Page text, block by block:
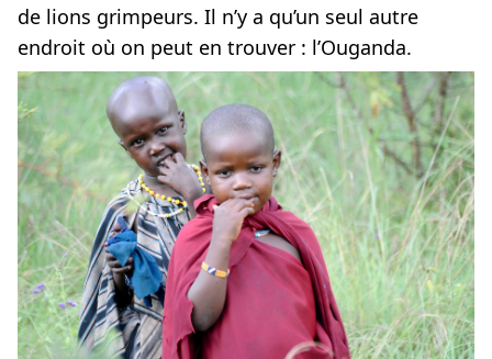
de lions grimpeurs. Il n’y a qu’un seul autre
endroit où on peut en trouver : l’Ouganda.